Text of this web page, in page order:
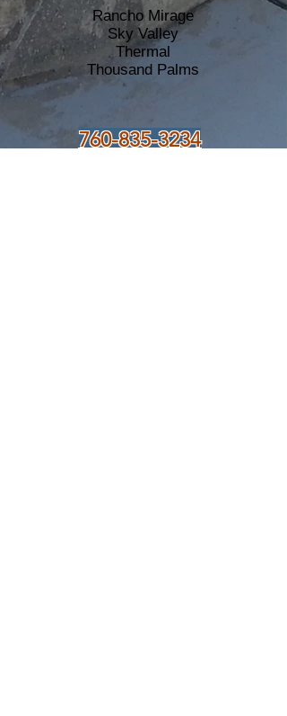
Rancho Mirage
Sky Valley
Thermal
Thousand Palms
760-835-3234